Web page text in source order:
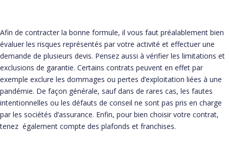
Afin de contracter la bonne formule, il vous faut préalablement bien
évaluer les risques représentés par votre activité et effectuer une
demande de plusieurs devis. Pensez aussi à vérifier les limitations et
exclusions de garantie. Certains contrats peuvent en effet par
exemple exclure les dommages ou pertes d’exploitation liées à une
pandémie. De façon générale, sauf dans de rares cas, les fautes
intentionnelles ou les défauts de conseil ne sont pas pris en charge
par les sociétés d’assurance. Enfin, pour bien choisir votre contrat,
tenez également compte des plafonds et franchises.